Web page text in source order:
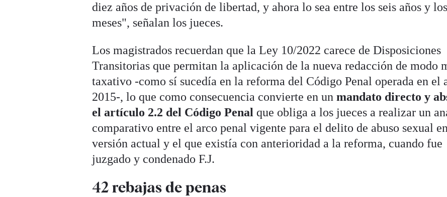
diez años de privación de libertad, y ahora lo sea entre los seis años y
meses", señalan los jueces.
Los magistrados recuerdan que la Ley 10/2022 carece de Disposiciones
Transitorias que permitan la aplicación de la nueva redacción de modo
taxativo -como sí sucedía en la reforma del Código Penal operada en el
2015-, lo que como consecuencia convierte en un mandato directo y
el artículo 2.2 del Código Penalque obliga a los jueces a realizar un
comparativo entre el arco penal vigente para el delito de abuso sexual
versión actual y el que existía con anterioridad a la reforma, cuando fue
juzgado y condenado F.J.
42 rebajas de penas